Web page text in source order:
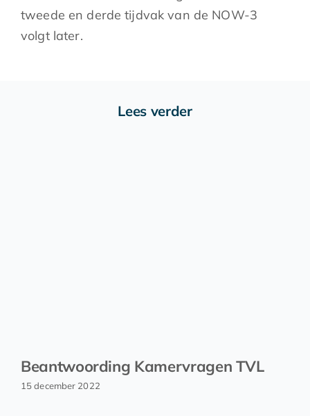
tweede en derde tijdvak van de NOW-3
volgt later.
Lees verder
Beantwoording Kamervragen TVL
15 december 2022